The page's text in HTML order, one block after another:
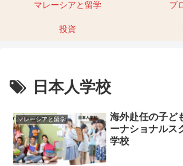
マレーシアと留学 ブ
投資
日本人学校
マレーシアと留学
海外赴任の子ど
ーナショナルス
学校